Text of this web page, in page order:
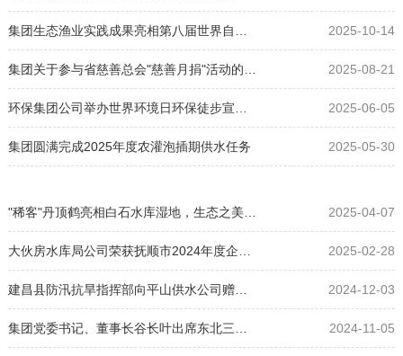
2025-10-14
2025-08-21
2025-06-05
集团圆满完成2025年度农灌泡插期供水任务 2025-05-30
2025-04-07
2025-02-28
建昌县防汛抗旱指挥部向平山供水公司赠送锦旗 2024-12-03
2024-11-05